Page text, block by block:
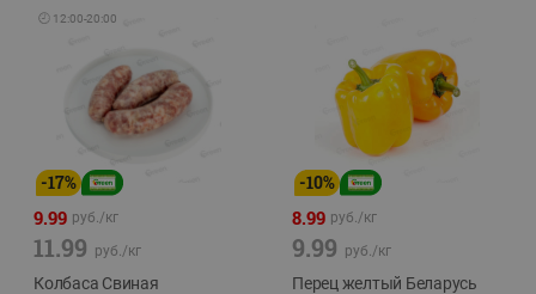
🕘 12:00-20:00
-17%
9.99 руб./кг
11.99 руб./кг
Колбаса Свиная
-10%
8.99 руб./кг
9.99 руб./кг
Перец желтый Беларусь